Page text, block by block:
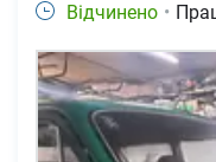
Відчинено •